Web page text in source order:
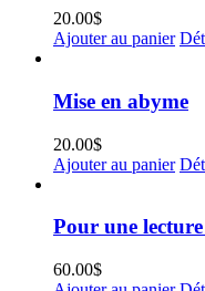
20.00$
Ajouter au panier
Mise en abyme
20.00$
Ajouter au panier
Pour une
60.00$